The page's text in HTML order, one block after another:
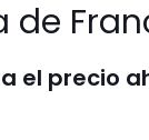
de
el precio